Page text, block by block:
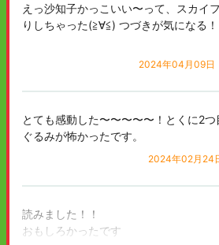
えっ沙知子かっこいい〜って、スカイ
りしちゃった(≧∀≦) つづきが気になる！
2024年04月09日
とても感動した〜〜〜〜〜！とくに2
ぐるみが怖かったです。
2024年02月24
読みました！！
おもしろかったです